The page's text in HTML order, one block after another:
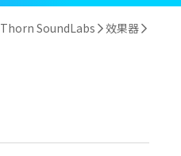
Thorn SoundLabs 效果器